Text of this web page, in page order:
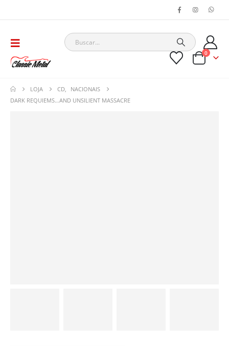
0
LOJA CD
NACIONAIS
DARK REQUIEMS…AND UNSILIENT MASSACRE